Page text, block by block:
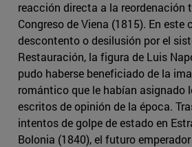
reacción directa a la reordenación
Congreso de Viena (1815). En este
descontento o desilusión por el
Restauración, la figura de Luis
pudo haberse beneficiado de la
romántico que le habían asignado
escritos de opinión de la época.
intentos de golpe de estado en
Bolonia (1840), el futuro